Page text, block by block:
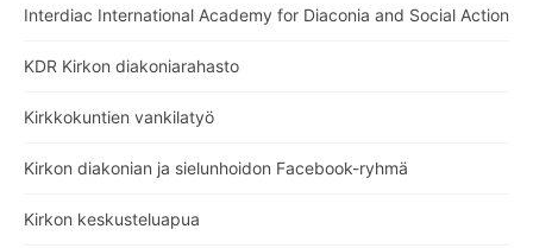
Interdiac International Academy for Diaconia and Social Action
KDR Kirkon diakoniarahasto
Kirkkokuntien vankilatyö
Kirkon diakonian ja sielunhoidon Facebook-ryhmä
Kirkon keskusteluapua